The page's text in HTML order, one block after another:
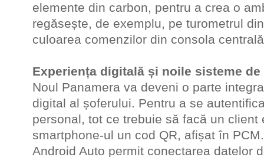
elemente din carbon, pentru a crea o
regăsește, de exemplu, pe turometrul
culoarea comenzilor din consola
Experiența digitală și noile sisteme
Noul Panamera va deveni o parte
digital al șoferului. Pentru a se
personal, tot ce trebuie să facă un client
smartphone-ul un cod QR, afișat în
Android Auto permit conectarea datelor